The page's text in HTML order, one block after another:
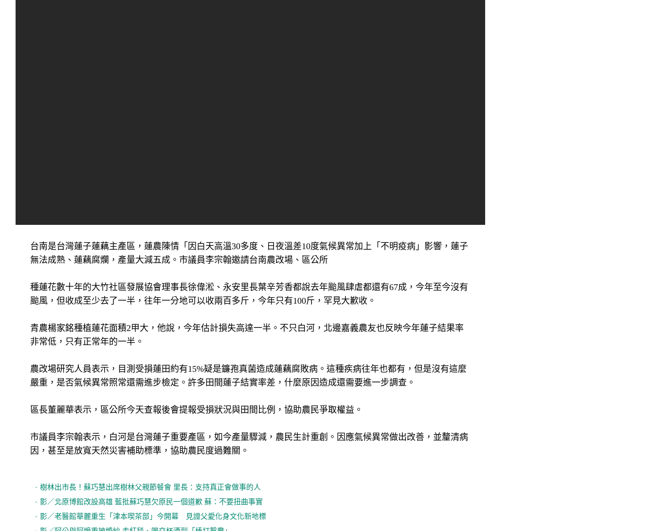
台南是台灣蓮子蓮藕主產區，蓮農陳情「因白天高溫30多度、日夜溫差10度氣候異常加上「不明疫病」影響，蓮子
無法成熟、蓮藕腐爛，產量大減五成。市議員李宗翰邀請台南農改場、區公所
種蓮花數十年的大竹社區發展協會理事長徐偉淞、永安里長葉辛芳香都說去年颱風肆虐都還有67成，今年至今沒有
颱風，但收成至少去了一半，往年一分地可以收兩百多斤，今年只有100斤，罕見大歉收。
青農楊家銘種植蓮花面積2甲大，他說，今年估計損失高達一半。不只白河，北邊嘉義農友也反映今年蓮子結果率
非常低，只有正常年的一半。
農改場研究人員表示，目測受損蓮田約有15%疑是鐮孢真菌造成蓮藕腐敗病。這種疾病往年也都有，但是沒有這麼
嚴重，是否氣候異常照常還需進步檢定。許多田間蓮子結實率差，什麼原因造成還需要進一步調查。
區長董麗華表示，區公所今天查報後會提報受損狀況與田間比例，協助農民爭取權益。
市議員李宗翰表示，白河是台灣蓮子重要產區，如今產量驟減，農民生計重創。因應氣候異常做出改善，並釐清病
因，甚至是放寬天然災害補助標準，協助農民度過難關。
樹林出市長！蘇巧慧出席樹林父親節餐會 里長：支持真正會做事的人
影／北原博館改設高雄 藍批蘇巧慧欠原民一個道歉 蘇：不要扭曲事實
影／老醫館華麗重生「津本喫茶部」今開幕 見證父愛化身文化新地標